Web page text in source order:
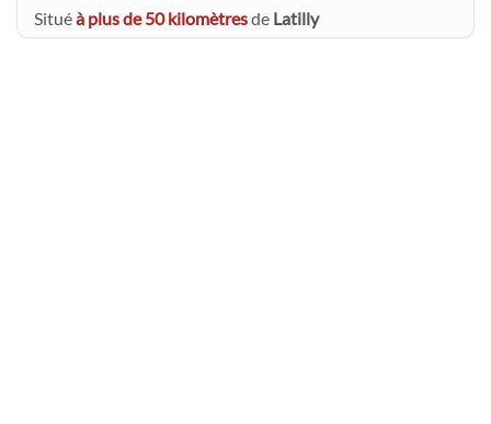
Situéà plus de 50 kilomètresde Latilly